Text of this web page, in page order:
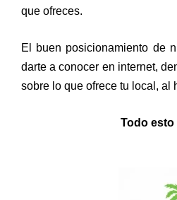
que ofreces.
El buen posicionamiento de
darte a conocer en internet,
sobre lo que ofrece tu local, al
Todo